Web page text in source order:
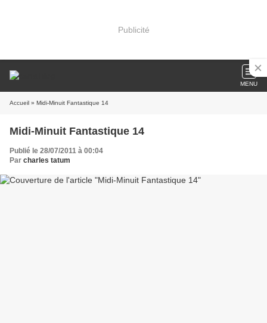
Publicité
MENU
Accueil » Midi-Minuit Fantastique 14
Midi-Minuit Fantastique 14
Publié le 28/07/2011 à 00:04
Par charles tatum